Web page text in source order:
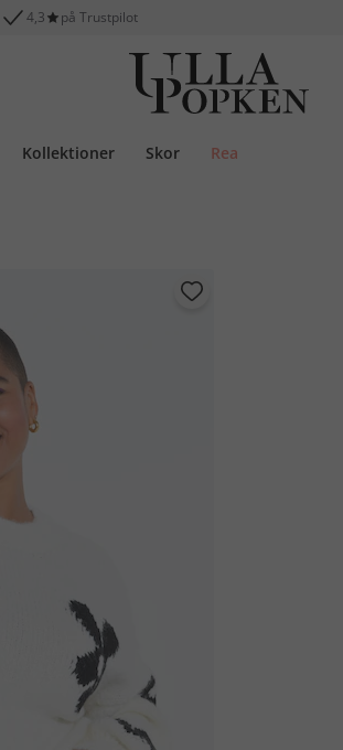
4,3 på Trustpilot
Kollektioner Skor Rea